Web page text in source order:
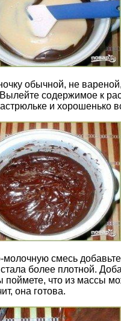
обычной, не
содержимое к
и хорошенько
смесь
более плотной.
поймете, что из массы
она готова.